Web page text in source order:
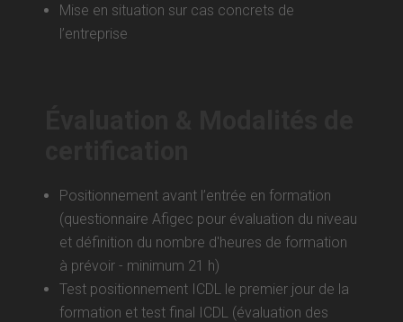
Mise en situation sur cas concrets de
l’entreprise
Positionnement avant l’entrée en formation
(questionnaire Afigec pour évaluation du niveau
et définition du nombre d'heures de formation
à prévoir - minimum 21 h)
Test positionnement ICDL le premier jour de la
formation et test final ICDL (évaluation des